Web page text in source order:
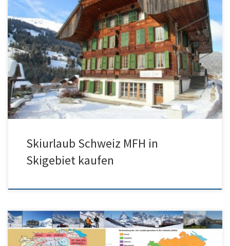
MFH kaufen für Ihren Skiurlaub Schweiz im Berneroberland nähe
Gstaad? Kontakt zum Kauf des Mehrfamilienhauses im Oberland BE
Skiurlaub Schweiz MFH in
Skigebiet kaufen